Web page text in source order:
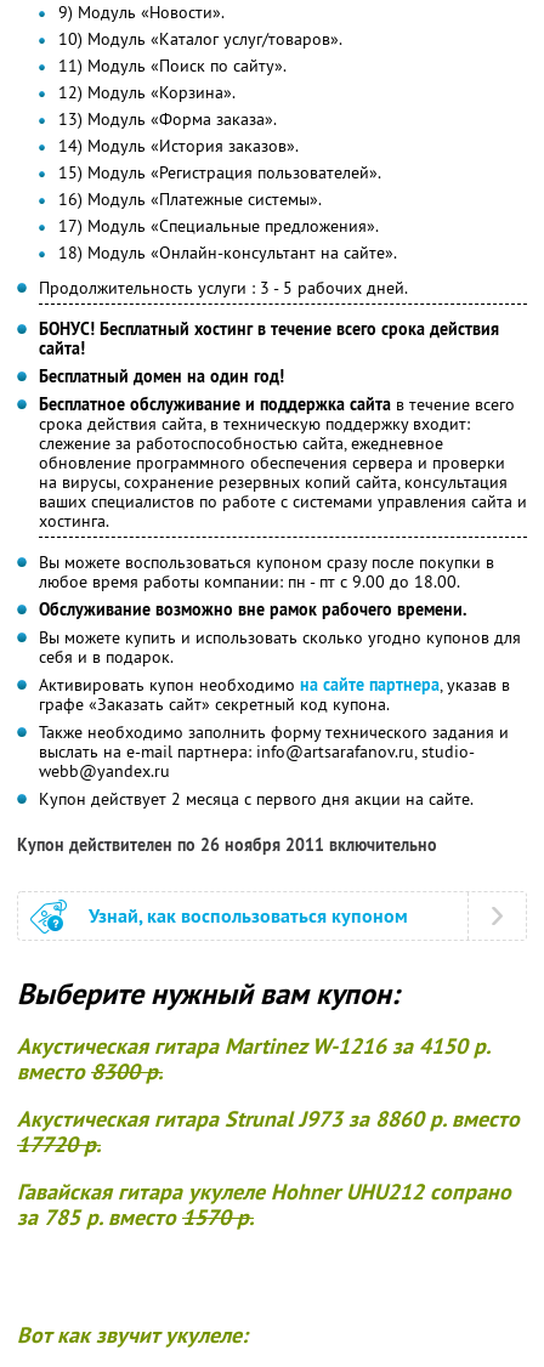
9) Модуль «Новости».
10) Модуль «Каталог услуг/товаров».
11) Модуль «Поиск по сайту».
12) Модуль «Корзина».
13) Модуль «Форма заказа».
14) Модуль «История заказов».
15) Модуль «Регистрация пользователей».
16) Модуль «Платежные системы».
17) Модуль «Специальные предложения».
18) Модуль «Онлайн-консультант на сайте».
Продолжительность услуги : 3 - 5 рабочих дней.
БОНУС! Бесплатный хостинг в течение всего срока действия
сайта!
Бесплатный домен на один год!
Бесплатное обслуживание и поддержка сайта в течение всего
срока действия сайта, в техническую поддержку входит:
слежение за работоспособностью сайта, ежедневное
обновление программного обеспечения сервера и проверки
на вирусы, сохранение резервных копий сайта, консультация
ваших специалистов по работе с системами управления сайта и
хостинга.
Вы можете воспользоваться купоном сразу после покупки в
любое время работы компании: пн - пт с 9.00 до 18.00.
Обслуживание возможно вне рамок рабочего времени.
Вы можете купить и использовать сколько угодно купонов для
себя и в подарок.
Активировать купон необходимо на сайте партнера, указав в
графе «Заказать сайт» секретный код купона.
Также необходимо заполнить форму технического задания и
выслать на e-mail партнера: info@artsarafanov.ru, studio-
webb@yandex.ru
Купон действует 2 месяца с первого дня акции на сайте.
Купон действителен по 26 ноября 2011 включительно
Узнай, как воспользоваться купоном
Выберите нужный вам купон:
Акустическая гитара Martinez W-1216 за 4150 р.
вместо8300 р.
Акустическая гитара Strunal J973 за 8860 р. вместо
17720 р.
Гавайская гитара укулеле Hohner UHU212 сопрано
за 785 р. вместо1570 р.
Вот как звучит укулеле: